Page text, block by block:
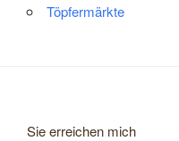
Töpfermärkte
Sie erreichen mich